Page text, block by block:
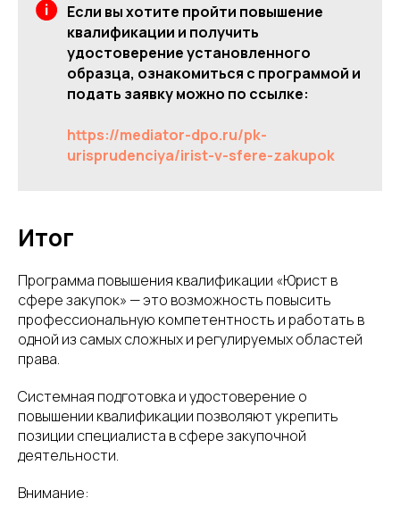
Если вы хотите пройти повышение
квалификации и получить
удостоверение установленного
образца, ознакомиться с программой и
подать заявку можно по ссылке:
https://mediator-dpo.ru/pk-
urisprudenciya/irist-v-sfere-zakupok
Итог
Программа повышения квалификации «Юрист в
сфере закупок» — это возможность повысить
профессиональную компетентность и работать в
одной из самых сложных и регулируемых областей
права.
Системная подготовка и удостоверение о
повышении квалификации позволяют укрепить
позиции специалиста в сфере закупочной
деятельности.
Внимание: